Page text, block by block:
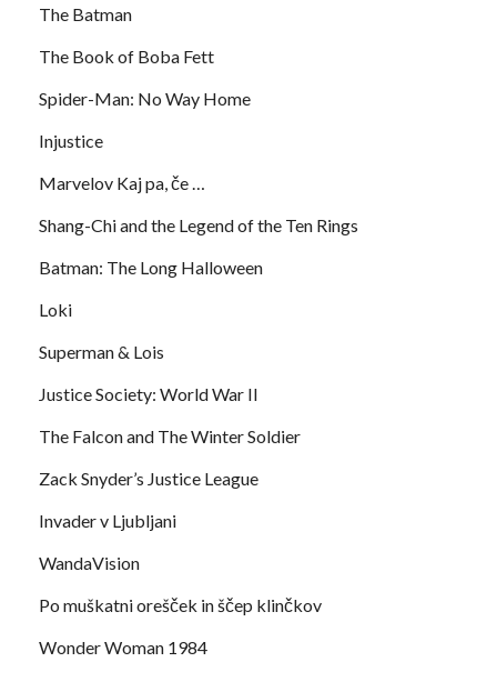
The Batman
The Book of Boba Fett
Spider-Man: No Way Home
Injustice
Marvelov Kaj pa, če …
Shang-Chi and the Legend of the Ten Rings
Batman: The Long Halloween
Loki
Superman & Lois
Justice Society: World War II
The Falcon and The Winter Soldier
Zack Snyder’s Justice League
Invader v Ljubljani
WandaVision
Po muškatni orešček in ščep klinčkov
Wonder Woman 1984